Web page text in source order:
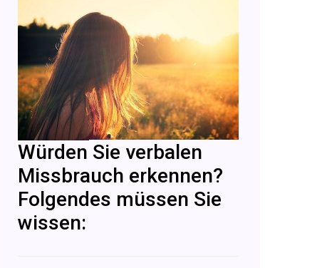
Würden Sie verbalen
Missbrauch erkennen?
Folgendes müssen Sie
wissen: